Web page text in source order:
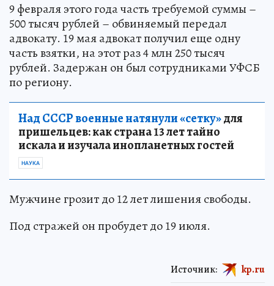
9 февраля этого года часть требуемой суммы –
500 тысяч рублей – обвиняемый передал
адвокату. 19 мая адвокат получил еще одну
часть взятки, на этот раз 4 млн 250 тысяч
рублей. Задержан он был сотрудниками УФСБ
по региону.
Над СССР военные натянули «сетку»для
пришельцев: как страна 13 лет тайно
искала и изучала инопланетных гостей
НАУКА
Мужчине грозит до 12 лет лишения свободы.
Под стражей он пробудет до 19 июля.
Источник: kp.ru